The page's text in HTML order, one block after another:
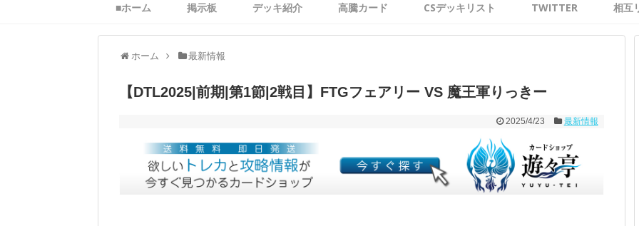
■ホーム 掲示板 デッキ紹介 高騰カード CSデッキリスト TWITTER 相互
ホーム 最新情報
【DTL2025|前期|第1節|2戦目】FTGフェアリー VS 魔王軍りっきー
2025/4/23 最新情報